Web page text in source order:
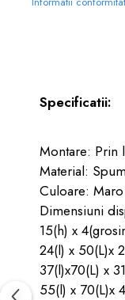
Specificatii:
Montare: Prin
Material:
Culoare: Maro
Dimensiuni
15(h) x
24(l) x 50(L)x
37(l)x70(L) x
55(l) x 70(L)x